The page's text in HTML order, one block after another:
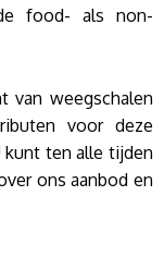
food- als non-
van weegschalen
voor deze
kunt ten alle tijden
ons aanbod en